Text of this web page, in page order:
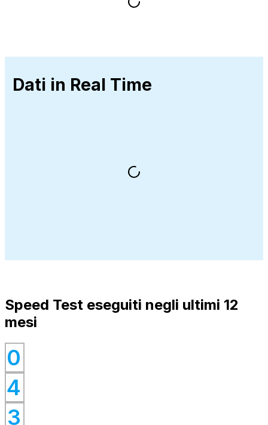
Dati in Real Time
Speed Test eseguiti negli ultimi 12
mesi
0
0
4
0
3
0